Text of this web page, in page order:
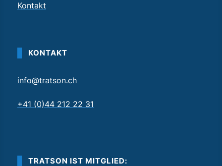
Kontakt
KONTAKT
info@tratson.ch
+41 (0)44 212 22 31
TRATSON IST MITGLIED: